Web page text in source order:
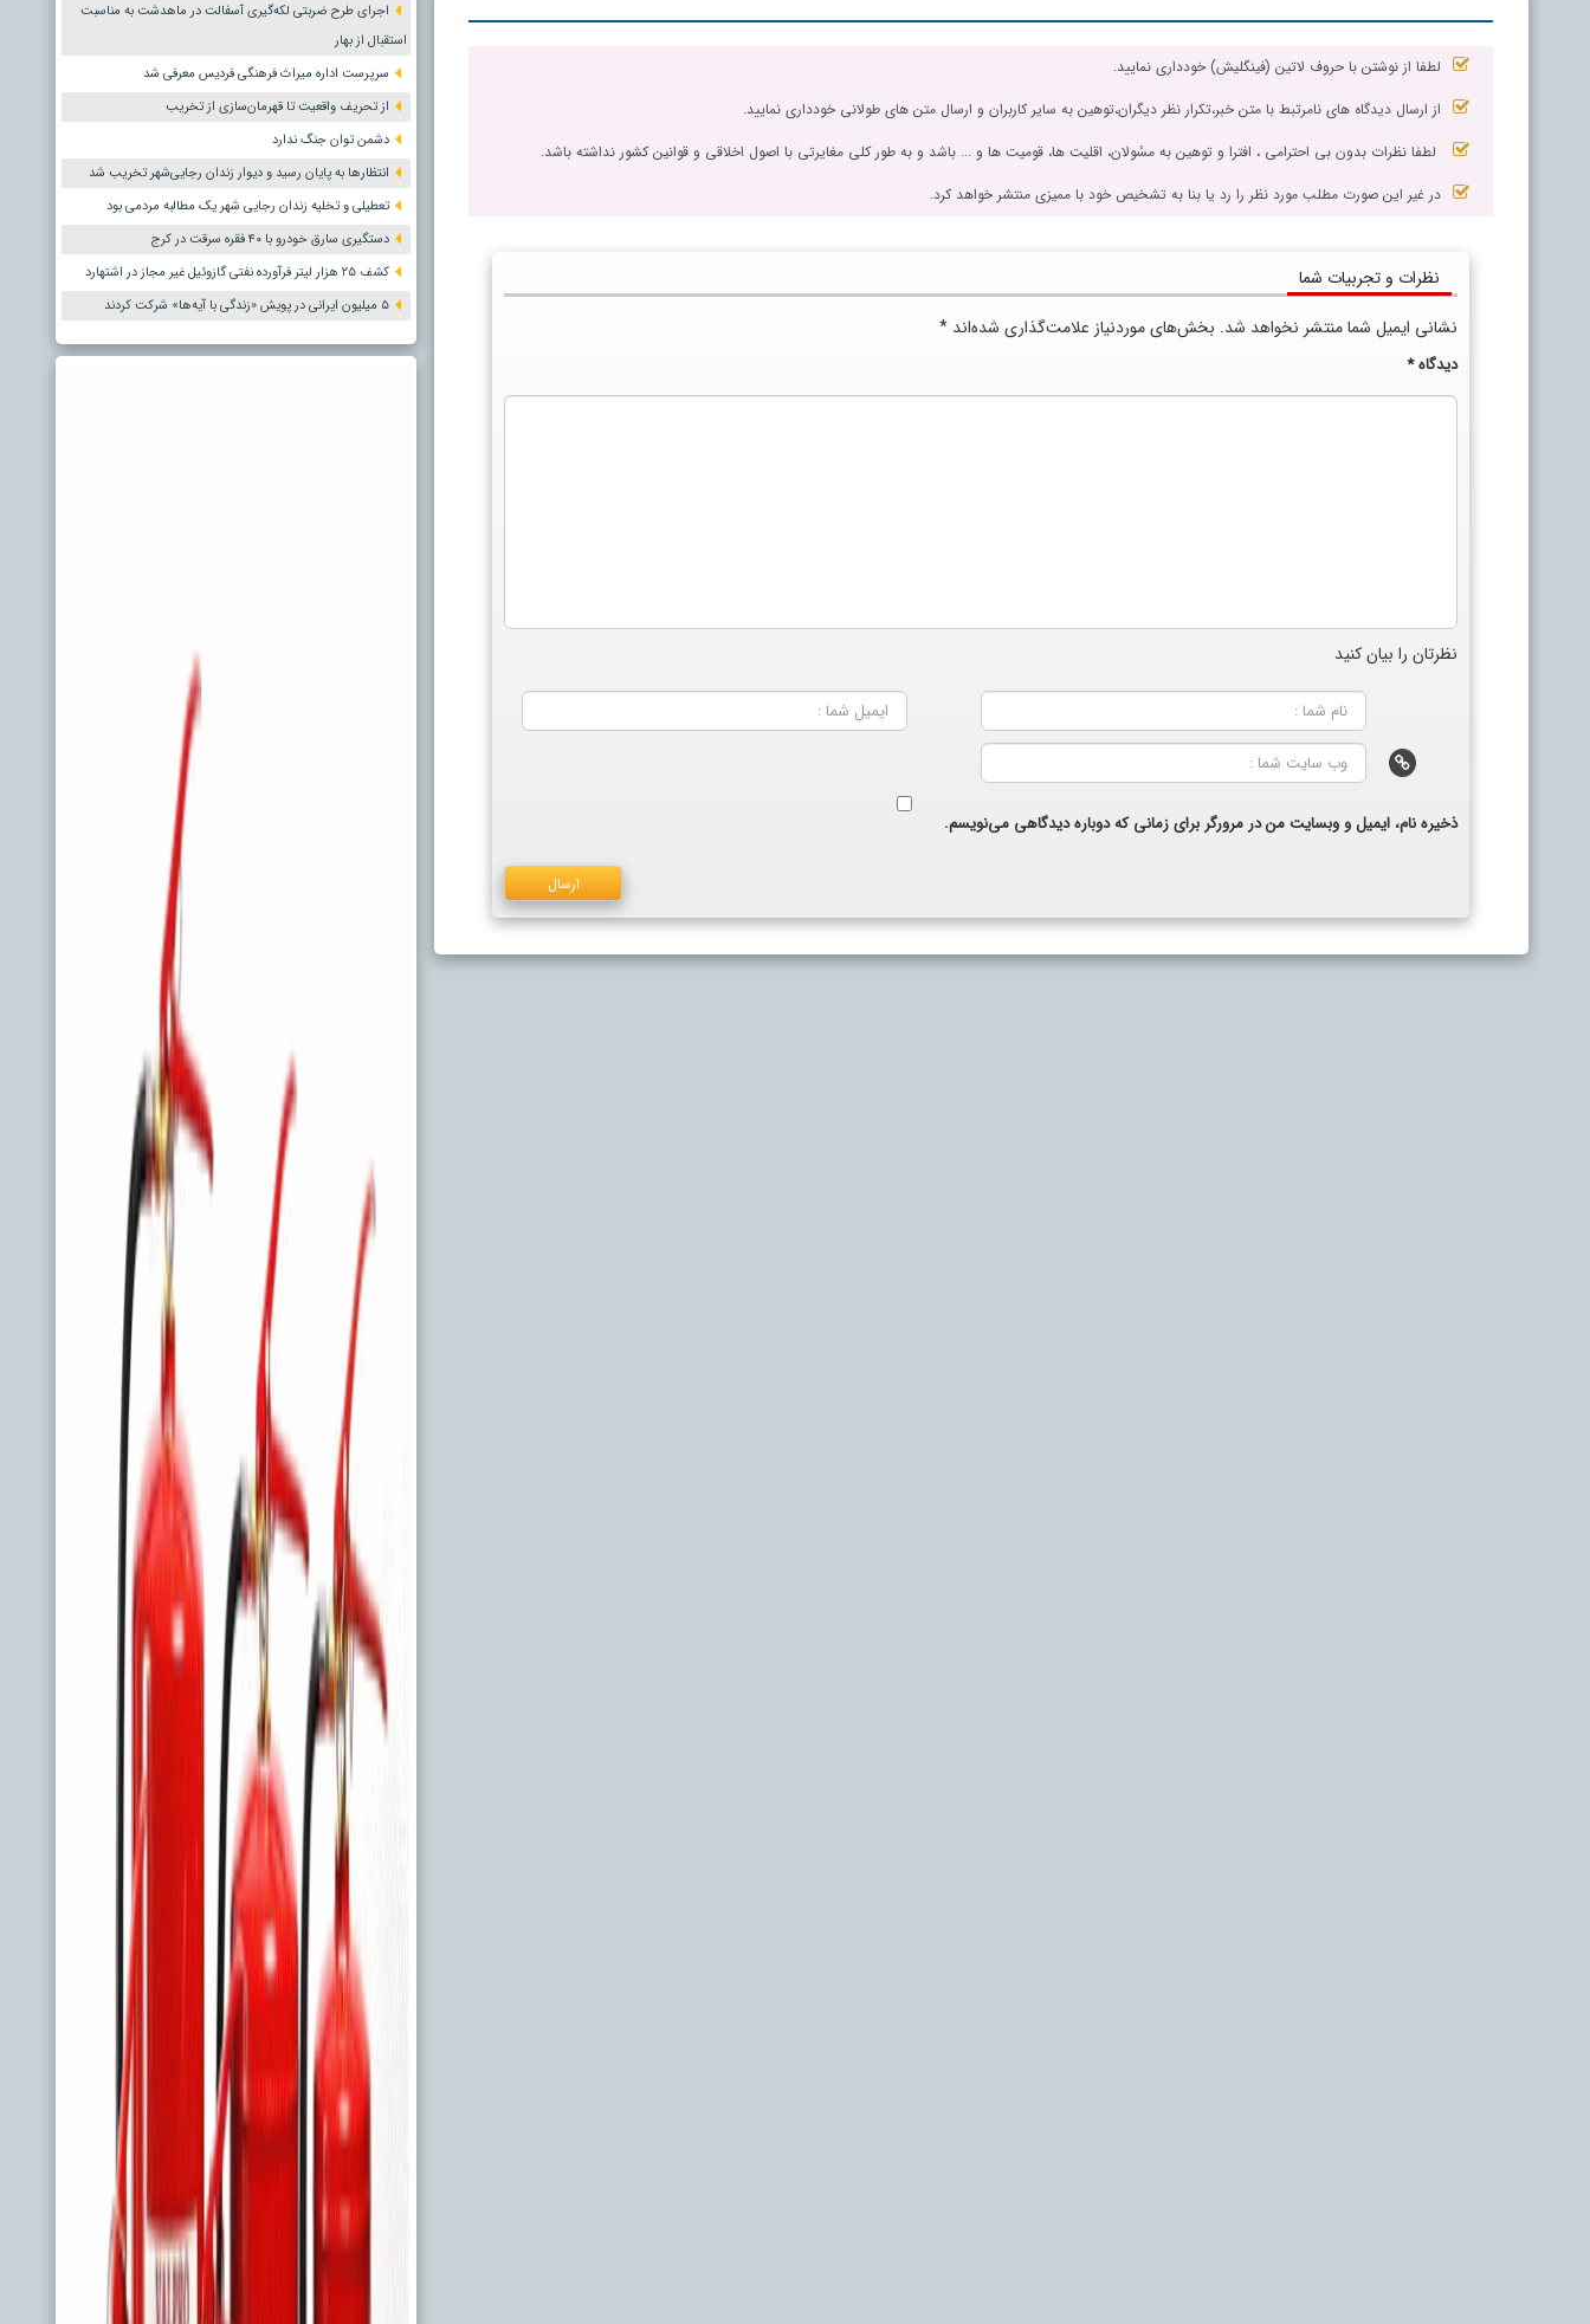
لطفا از نوشتن با حروف لاتین (فینگلیش) خودداری نمایید.
از ارسال دیدگاه های نامرتبط با متن خبر،تکرار نظر دیگران،توهین به سایر کاربران و ارسال متن های طولانی خودداری نمایید.
لطفا نظرات بدون بی احترامی ، افترا و توهین به مسٔولان، اقلیت ها، قومیت ها و ... باشد و به طور کلی مغایرتی با اصول اخلاقی و قوانین کشور نداشته باشد.
در غیر این صورت مطلب مورد نظر را رد یا بنا به تشخیص خود با ممیزی منتشر خواهد کرد.
نظرات و تجربیات شما
نشانی ایمیل شما منتشر نخواهد شد. بخش‌های موردنیاز علامت‌گذاری شده‌اند *
دیدگاه*
نظرتان را بیان کنید
ذخیره نام، ایمیل و وبسایت من در مرورگر برای زمانی که دوباره دیدگاهی می‌نویسم.
اجرای طرح ضربتی لکه‌گیری آسفالت در ماهدشت به مناسبت
استقبال از بهار
سرپرست اداره میراث فرهنگی فردیس معرفی شد
از تحریف واقعیت تا قهرمان‌سازی از تخریب
دشمن توان جنگ ندارد
انتظارها به پایان رسید و دیوار زندان رجایی‌شهر تخریب شد
تعطیلی و تخلیه زندان رجایی شهر یک مطالبه مردمی بود
دستگیری سارق خودرو با ۴۰ فقره سرقت در کرج
کشف ۲۵ هزار لیتر فرآورده نفتی گازوئیل غیر مجاز در اشتهارد
۵ میلیون ایرانی در پویش «زندگی با آیه‌ها» شرکت کردند